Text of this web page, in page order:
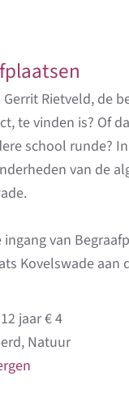
Rietveld, de
te vinden is? Of
school runde?
van de
van
Kovelswade aan
jaar € 4
Natuur